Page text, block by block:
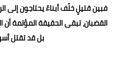
فبين قتيلٍ خلّف أبناءً يحتاجون إلى
القضبان، تبقى الحقيقة المؤلمة
بل قد تقتل